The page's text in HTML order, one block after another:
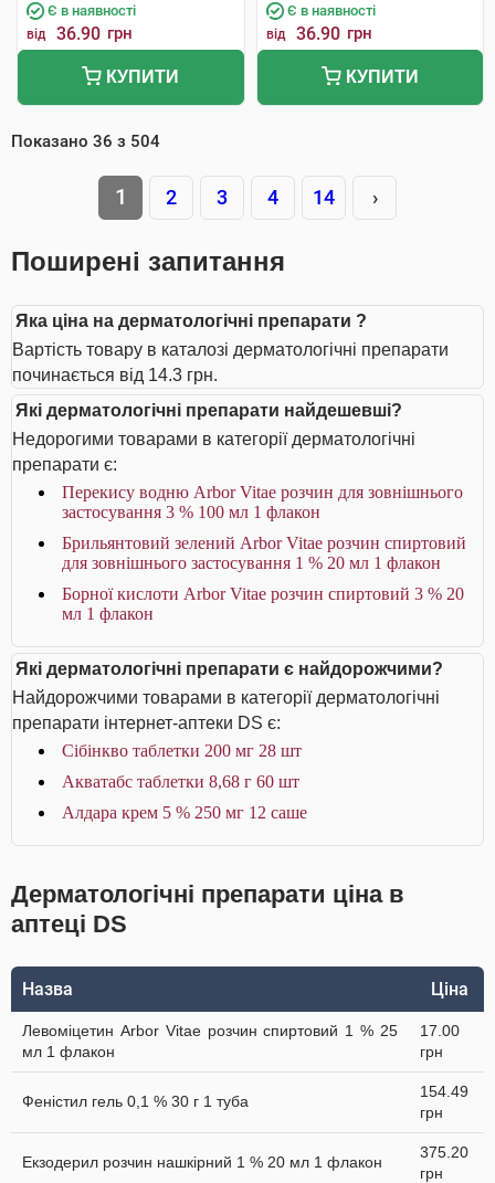
Є в наявності
від 36.90 грн
КУПИТИ
Є в наявності
від 36.90 грн
КУПИТИ
Показано 36 з 504
1 2 3 4 14 ›
Поширені запитання
Яка ціна на дерматологічні препарати ?
Вартість товару в каталозі дерматологічні препарати
починається від 14.3 грн.
Які дерматологічні препарати найдешевші?
Недорогими товарами в категорії дерматологічні
препарати є:
Перекису водню Arbor Vitae розчин для зовнішнього
застосування 3 % 100 мл 1 флакон
Брильянтовий зелений Arbor Vitae розчин спиртовий
для зовнішнього застосування 1 % 20 мл 1 флакон
Борної кислоти Arbor Vitae розчин спиртовий 3 % 20
мл 1 флакон
Які дерматологічні препарати є найдорожчими?
Найдорожчими товарами в категорії дерматологічні
препарати інтернет-аптеки DS є:
Сібінкво таблетки 200 мг 28 шт
Акватабс таблетки 8,68 г 60 шт
Алдара крем 5 % 250 мг 12 саше
Дерматологічні препарати ціна в
аптеці DS
Назва Ціна
Левоміцетин Arbor Vitae розчин спиртовий 1 % 25
мл 1 флакон
17.00
грн
Феністил гель 0,1 % 30 г 1 туба
154.49
грн
Екзодерил розчин нашкірний 1 % 20 мл 1 флакон
375.20
грн